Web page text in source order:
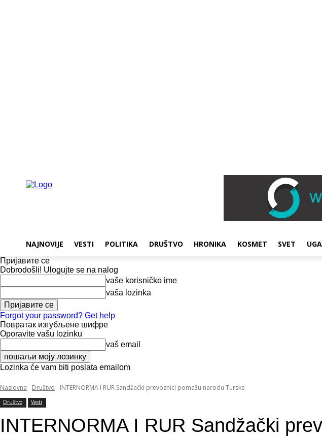
NAJNOVIJE VESTI POLITIKA DRUŠTVO HRONIKA KOSMET SVET
Пријавите се
Dobrodošli! Ulogujte se na nalog
vaše korisničko ime
vaša lozinka
Forgot your password? Get help
Повратак изгубљене шифре
Oporavite vašu lozinku
vaš email
Lozinka će vam biti poslata emailom
Naslovna Društvo INTERNORMA I RUR Sandžački prevoznici pomažu narodu Turske
Društvo Vesti
INTERNORMA I RUR Sandžački